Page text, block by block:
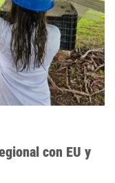
con EU y